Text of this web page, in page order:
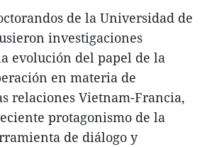
de la Universidad de
investigaciones
evolución del papel de la
en materia de
relaciones Vietnam-Francia,
protagonismo de la
de diálogo y